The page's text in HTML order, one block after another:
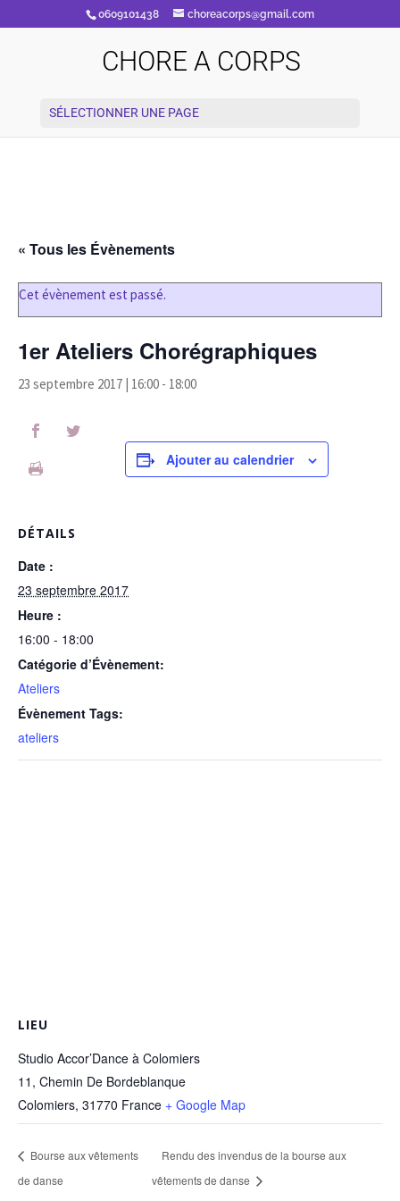
0609101438 choreacorps@gmail.com
CHORE A CORPS
SÉLECTIONNER UNE PAGE
« Tous les Évènements
Cet évènement est passé.
1er Ateliers Chorégraphiques
23 septembre 2017 | 16:00 - 18:00
Ajouter au calendrier
DÉTAILS
Date :
23 septembre 2017
Heure :
16:00 - 18:00
Catégorie d’Évènement:
Ateliers
Évènement Tags:
ateliers
LIEU
Studio Accor’Dance à Colomiers
11, Chemin De Bordeblanque
Colomiers, 31770 France + Google Map
Bourse aux vêtements
de danse
Rendu des invendus de la bourse aux
vêtements de danse